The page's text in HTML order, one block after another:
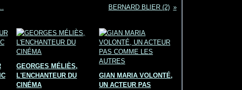
BERNARD BLIER (2)
GEORGES MÉLIÈS,
L'ENCHANTEUR DU
CINÉMA
GIAN MARIA VOLONTÉ,
UN ACTEUR PAS